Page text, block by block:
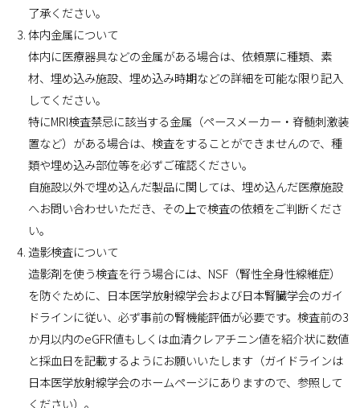
了承ください。
体内金属について
体内に医療器具などの金属がある場合は、依頼票に種類、素
材、埋め込み施設、埋め込み時期などの詳細を可能な限り記入
してください。
特にMRI検査禁忌に該当する金属（ペースメーカー・脊髄刺激装
置など）がある場合は、検査をすることができませんので、種
類や埋め込み部位等を必ずご確認ください。
自施設以外で埋め込んだ製品に関しては、埋め込んだ医療施設
へお問い合わせいただき、その上で検査の依頼をご判断くださ
い。
造影検査について
造影剤を使う検査を行う場合には、NSF（腎性全身性線維症）
を防ぐために、日本医学放射線学会および日本腎臓学会のガイ
ドラインに従い、必ず事前の腎機能評価が必要です。検査前の3
か月以内のeGFR値もしくは血清クレアチニン値を紹介状に数値
と採血日を記載するようにお願いいたします（ガイドラインは
日本医学放射線学会のホームページにありますので、参照して
ください）。